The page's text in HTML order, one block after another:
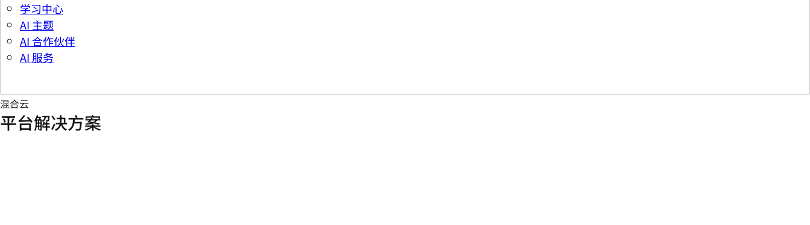
学习中心
AI 主题
AI 合作伙伴
AI 服务
混合云
平台解决方案